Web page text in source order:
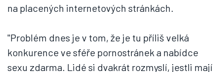
na placených internetových stránkách.
"Problém dnes je v tom, že je tu příliš velká
konkurence ve sféře pornostránek a nabídce
sexu zdarma. Lidé si dvakrát rozmyslí, jestli mají